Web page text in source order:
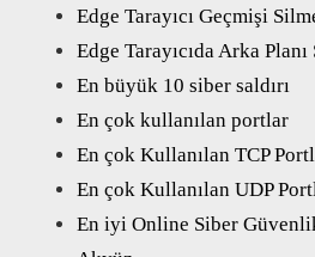
Edge Tarayıcı Geçmişi
Edge Tarayıcıda Arka
En büyük 10 siber saldırı
En çok kullanılan portlar
En çok Kullanılan TCP
En çok Kullanılan UDP
En iyi Online Siber